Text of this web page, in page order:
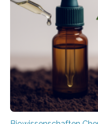
Art einer neuen
nun den Namen
fossile Nachweis einer
stellt gleichzeitig den
Mückenlarve aus dem